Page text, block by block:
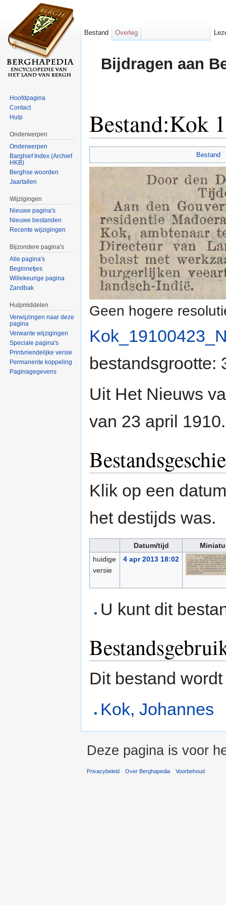
Bijdragen aan
Bestand:Kok
Bestand
Geen hogere
bestandsgrootte:
Uit Het Nieuws
van 23 april
Klik op een
het destijds was.
Datum/tijd
huidige
versie
4 apr 2013 18:02
U kunt dit
Dit bestand
Kok, Johannes
Bestand Overleg
Hoofdpagina
Contact
Hulp
Onderwerpen
Onderwerpen
Barghief Index (Archief
HKB)
Berghse woorden
Jaartallen
Wijzigingen
Nieuwe pagina's
Nieuwe bestanden
Recente wijzigingen
Bijzondere pagina's
Alle pagina's
Beginnetjes
Willekeurige pagina
Zandbak
Hulpmiddelen
Verwijzingen naar deze
pagina
Verwante wijzigingen
Speciale pagina's
Printvriendelijke versie
Permanente koppeling
Paginagegevens
Deze pagina is voor
Privacybeleid Over Berghapedia Voorbehoud